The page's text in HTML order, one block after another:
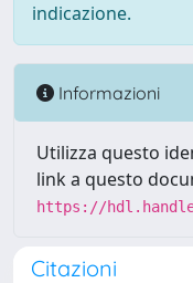
indicazione.
Informazioni
Utilizza questo
link a questo
https://
Citazioni